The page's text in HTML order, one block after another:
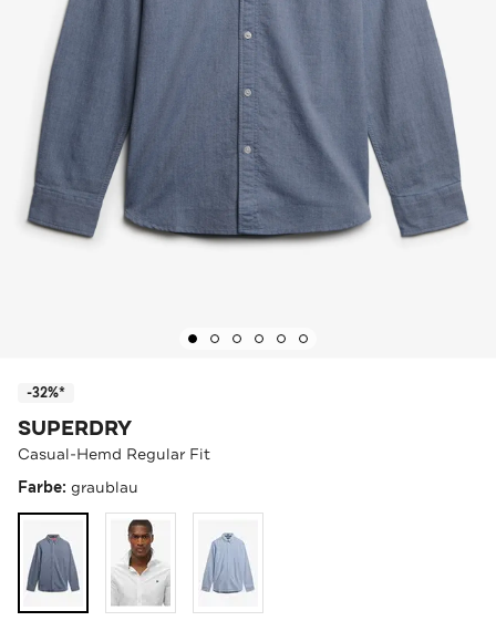
-32%*
SUPERDRY
Casual-Hemd Regular Fit
Farbe: graublau